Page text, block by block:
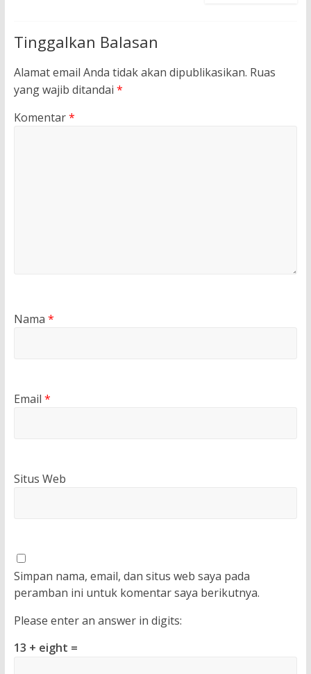
Tinggalkan Balasan
Alamat email Anda tidak akan dipublikasikan. Ruas
yang wajib ditandai *
Komentar*
Nama *
Email *
Situs Web
Simpan nama, email, dan situs web saya pada
peramban ini untuk komentar saya berikutnya.
Please enter an answer in digits:
13 + eight =